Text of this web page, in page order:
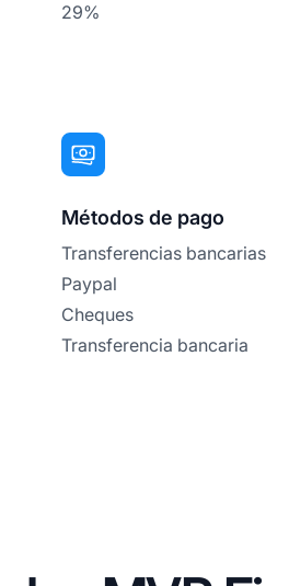
29%
Métodos de pago
Transferencias bancarias
Paypal
Cheques
Transferencia bancaria